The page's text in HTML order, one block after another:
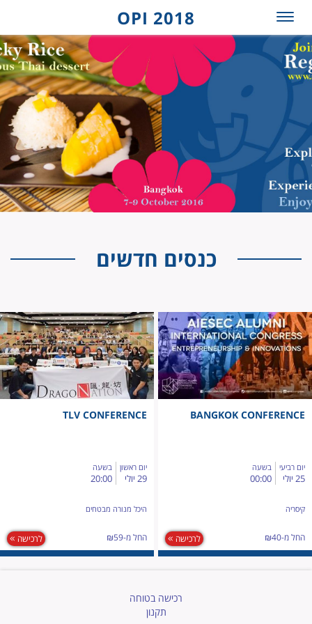
OPI 2018
כנסים חדשים
BANGKOK CONFERENCE
יום רביעי
25 יולי
בשעה
00:00
קיסריה
החל מ-₪40 לרכישה
TLV CONFERENCE
יום ראשון
29 יולי
בשעה
20:00
היכל מנורה מבטחים
החל מ-₪59 לרכישה
רכישה בטוחה
תקנון